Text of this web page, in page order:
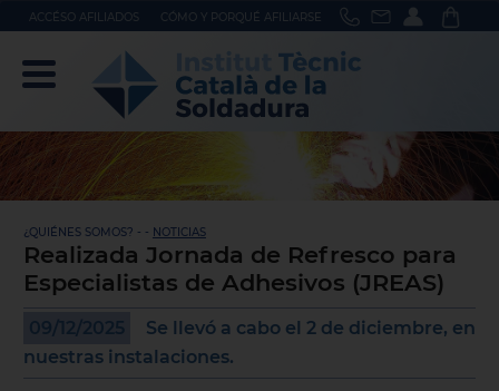
ACCÉSO AFILIADOS CÓMO Y PORQUÉ AFILIARSE
¿QUIÉNES SOMOS? - - NOTICIAS
Realizada Jornada de Refresco para
Especialistas de Adhesivos (JREAS)
09/12/2025
Se llevó a cabo el 2 de diciembre, en
nuestras instalaciones.